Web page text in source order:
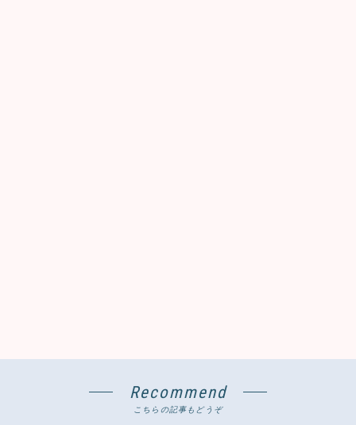
Recommend
こちらの記事もどうぞ